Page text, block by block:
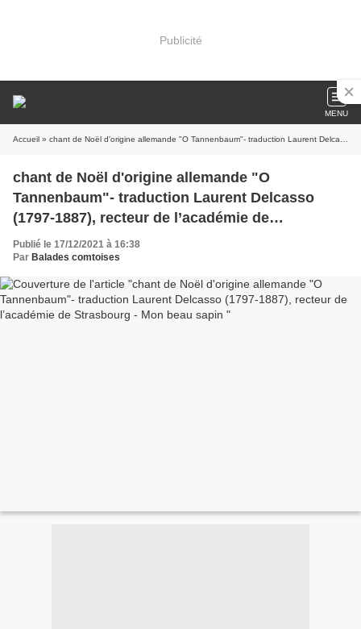
Publicité
MENU
Accueil » chant de Noël d'origine allemande "O Tannenbaum"- traduction Laurent Delcasso (1797-1887), recteur de l’académie de Strasbourg - Mon beau sapin
chant de Noël d'origine allemande "O
Tannenbaum"- traduction Laurent Delcasso
(1797-1887), recteur de l’académie de
Strasbourg - Mon beau sapin
Publié le 17/12/2021 à 16:38
Par Balades comtoises